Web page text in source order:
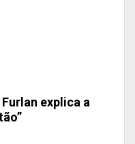
explica a